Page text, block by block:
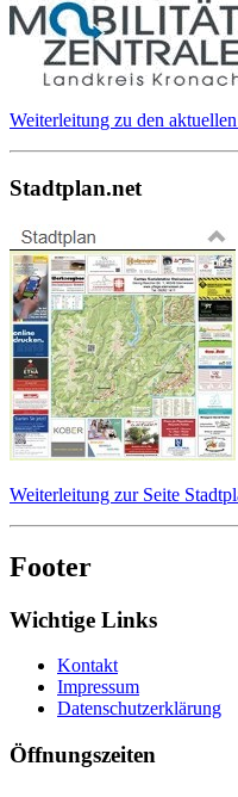
Weiterleitung zu den
Stadtplan.net
Weiterleitung zur Seite
Footer
Wichtige Links
Kontakt
Impressum
Datenschutzerklärung
Öffnungszeiten